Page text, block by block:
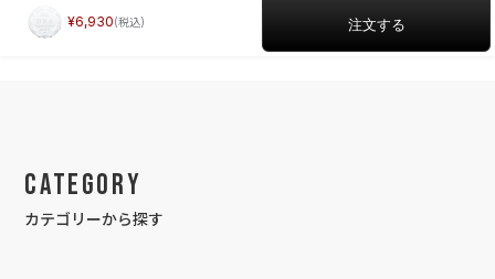
6,930
Category
カテゴリーから探す